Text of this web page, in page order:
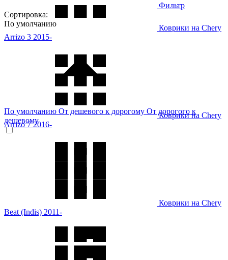
Коврики на Chery
Arrizo 3 2015-
Коврики на Chery
Arrizo 7 2016-
Коврики на Chery
Beat (Indis) 2011-
Фильтр
Сортировка:
По умолчанию
По умолчанию От дешевого к дорогому От дорогого к
дешевому